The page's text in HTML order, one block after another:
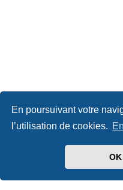
En poursuivant votre
l’utilisation de cookies.
OK